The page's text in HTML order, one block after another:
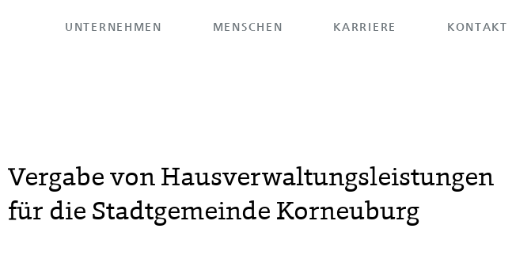
UNTERNEHMEN MENSCHEN KARRIERE KONTAKT
Vergabe von Hausverwaltungsleistungen
für die Stadtgemeinde Korneuburg